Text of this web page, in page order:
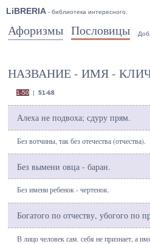
LiBRERIA - библиотека интересного.
Афоризмы Пословицы
НАЗВАНИЕ - ИМЯ -
1-50| 51-68
Алеха не подвоха; сдуру прям.
Без вотчины, так без отечества (отчества).
Без вымени овца - баран.
Без имени ребенок - чертенок.
Богатого по отчеству, убогого по
В лицо человек сам. себя не признает, а